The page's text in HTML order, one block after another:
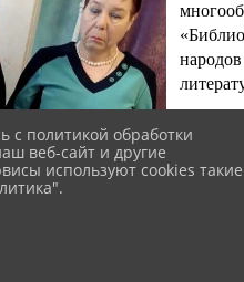
Для
России
теме
с политикой обработки
веб-сайт и другие
используют cookies такие